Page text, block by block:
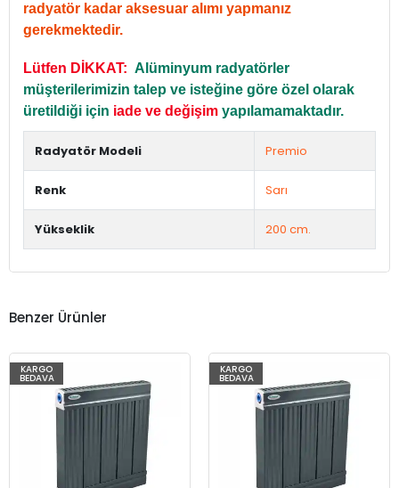
radyatör kadar aksesuar alımı yapmanız
gerekmektedir.
Lütfen DİKKAT: Alüminyum radyatörler
müşterilerimizin talep ve isteğine göre özel olarak
üretildiği için iade ve değişim yapılamamaktadır.
Radyatör Modeli Premio
Renk Sarı
Yükseklik 200 cm.
Benzer Ürünler
KARGO
BEDAVA
KARGO
BEDAVA